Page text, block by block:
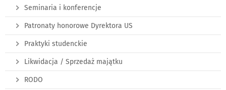
Seminaria i konferencje
Patronaty honorowe Dyrektora US
Praktyki studenckie
Likwidacja / Sprzedaż majątku
RODO